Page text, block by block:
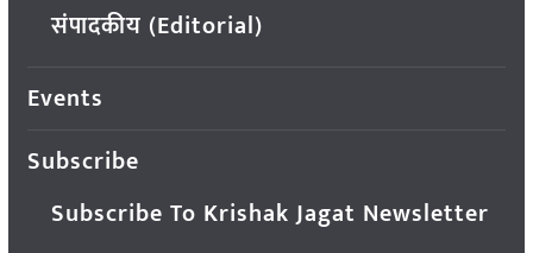
संपादकीय (Editorial)
Events
Subscribe
Subscribe To Krishak Jagat Newsletter